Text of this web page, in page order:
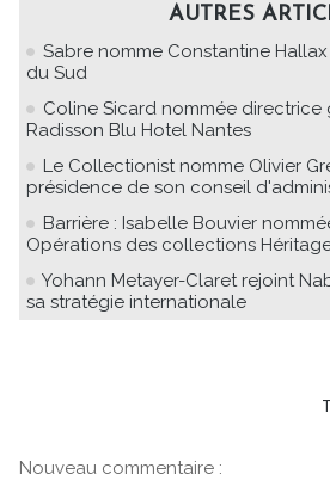
AUTRES
Sabre nomme Constantine
du Sud
Coline Sicard nommée directrice
Radisson Blu Hotel Nantes
Le Collectionist nomme Olivier
présidence de son conseil
Barrière : Isabelle Bouvier
Opérations des collections
Yohann Metayer-Claret rejoint
sa stratégie internationale
Nouveau commentaire :